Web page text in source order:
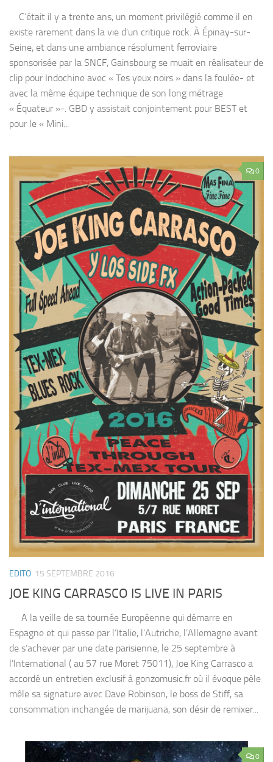
C’était il y a trente ans, un moment privilégié comme il en
existe rarement dans la vie d’un critique rock. À Épinay-sur-
Seine, et dans une ambiance résolument ferroviaire
sponsorisée par la SNCF, Gainsbourg se muait en réalisateur de
clip pour Indochine avec « Tes yeux noirs » dans la foulée- et
avec la même équipe technique de son long métrage
« Équateur »-. GBD y assistait conjointement pour BEST et
pour le « Mini...
0
EDITO 15 SEPTEMBRE 2016
JOE KING CARRASCO IS LIVE IN PARIS
A la veille de sa tournée Européenne qui démarre en
Espagne et qui passe par l’Italie, l’Autriche, l’Allemagne avant
de s’achever par une date parisienne, le 25 septembre à
l’International ( au 57 rue Moret 75011), Joe King Carrasco a
accordé un entretien exclusif à gonzomusic.fr où il évoque pèle
mêle sa signature avec Dave Robinson, le boss de Stiff, sa
consommation inchangée de marijuana, son désir de remixer...
0